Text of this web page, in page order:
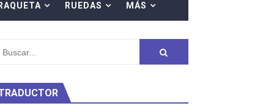
Project
RAQUETA RUEDAS MÁS